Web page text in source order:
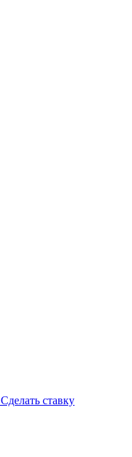
Сделать ставку